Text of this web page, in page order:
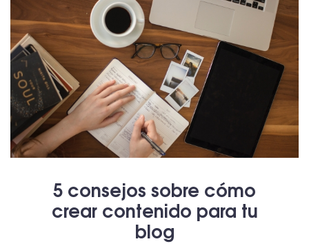
5 consejos sobre cómo
crear contenido para tu
blog